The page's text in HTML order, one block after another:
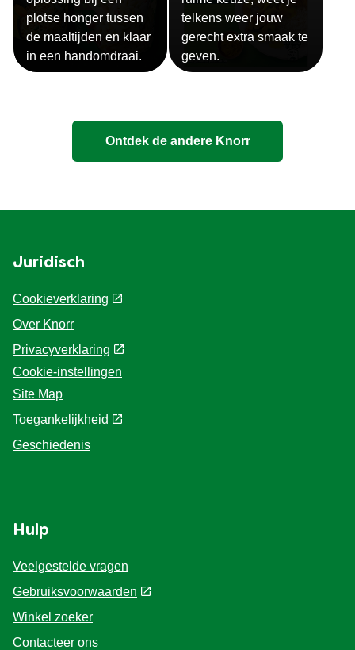
plotse honger tussen
de maaltijden en klaar
in een handomdraai.
telkens weer jouw
gerecht extra smaak te
geven.
Ontdek de andere Knorr
Juridisch
Cookieverklaring
Over Knorr
Privacyverklaring
Cookie-instellingen
Site Map
Toegankelijkheid
Geschiedenis
Hulp
Veelgestelde vragen
Gebruiksvoorwaarden
Winkel zoeker
Contacteer ons